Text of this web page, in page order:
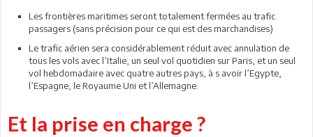
Les frontières maritimes seront totalement fermées au trafic
passagers (sans précision pour ce qui est des marchandises)
Le trafic aérien sera considérablement réduit avec annulation de
tous les vols avec l’Italie, un seul vol quotidien sur Paris, et un seul
vol hebdomadaire avec quatre autres pays, à s avoir l’Egypte,
l’Espagne, le Royaume Uni et l’Allemagne.
Et la prise en charge ?